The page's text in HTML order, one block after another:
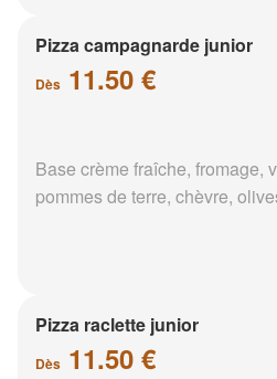
Pizza campagnarde junior
Dès 11.50 €
Base crème fraîche, fromage,
pommes de terre, chèvre,
Pizza raclette junior
Dès 11.50 €